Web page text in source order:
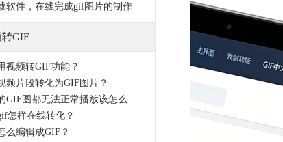
软件，在线完成gif图片的制作
GIF
视频转GIF功能？
频片段转化为GIF图片？
电脑中的GIF图都无法正常播放该怎么办？
怎样在线转化？
么编辑成GIF？